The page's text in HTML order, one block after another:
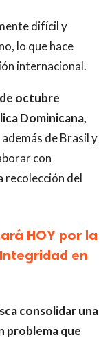
difícil y
lo que hace
internacional.
octubre
Dominicana,
además de Brasil y
con
recolección del
HOY por la
en
consolidar una
problema que